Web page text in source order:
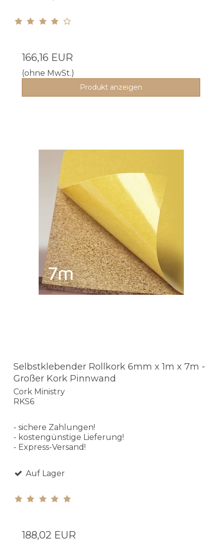
166,16 EUR
(ohne MwSt.)
Produkt anzeigen
Selbstklebender Rollkork 6mm x 1m x 7m -
Großer Kork Pinnwand
Cork Ministry
RKS6
- sichere Zahlungen!
- kostengünstige Lieferung!
- Express-Versand!
Auf Lager
188,02 EUR